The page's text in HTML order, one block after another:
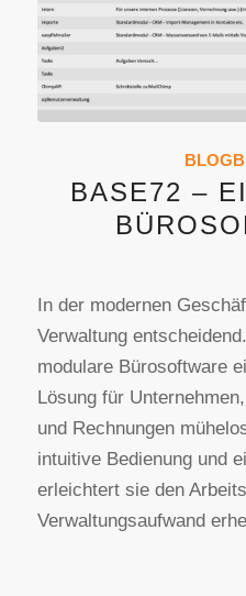
BASE72 –
In der modernen
Verwaltung
modulare Bürosoftware
Lösung für
und Rechnungen
intuitive Bedienung und
erleichtert sie den
Verwaltungsaufwand